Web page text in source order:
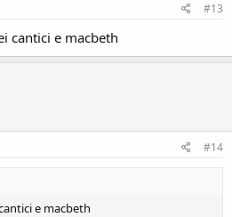
#13
cantici e macbeth
#14
e macbeth